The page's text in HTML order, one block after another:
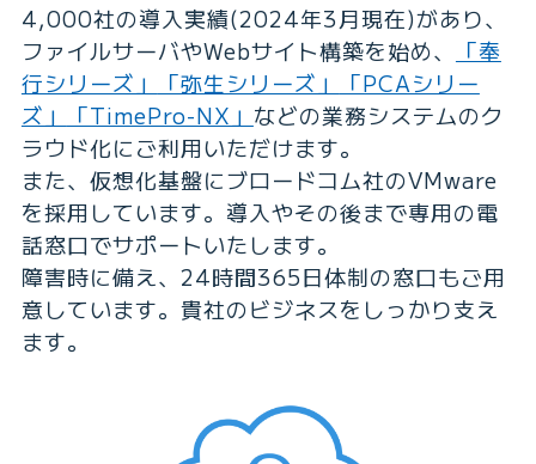
4,000社の導入実績(2024年3月現在)があり、
ファイルサーバやWebサイト構築を始め、
「奉
行シリーズ」
「弥生シリーズ」
「PCAシリー
ズ」
「TimePro-NX」 などの業務システムのク
ラウド化にご利用いただけます。
また、仮想化基盤にブロードコム社のVMware
を採用しています。導入やその後まで専用の電
話窓口でサポートいたします。
障害時に備え、24時間365日体制の窓口もご用
意しています。貴社のビジネスをしっかり支え
ます。